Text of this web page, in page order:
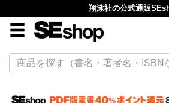
翔泳社の公式通販